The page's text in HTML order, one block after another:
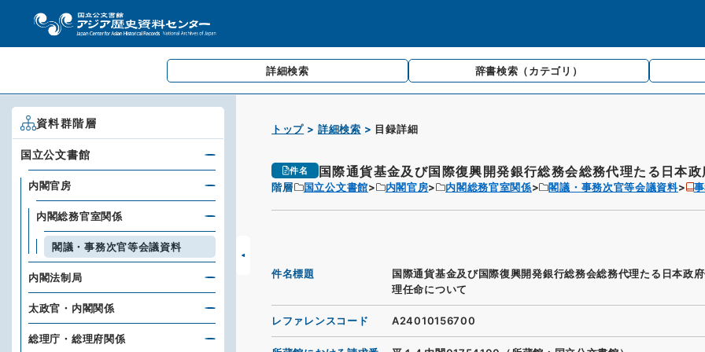
詳細検索 辞書検索 （カテゴリ）
トップ 詳細検索 目録詳細
件名 国際通貨基金及び国際復興開発銀行総務会総務代理たる日本
階層 国立公文書館 内閣官房 内閣総務官室関係 閣議・事務次官等会議資料
件名標題
国際通貨基金及び国際復興開発銀行総務会総務代理たる日本政
理任命について
レファレンスコード A24010156700
資料群階層
国立公文書館
内閣官房
内閣総務官室関係
閣議・事務次官等会議資料
内閣法制局
太政官・内閣関係
総理庁・総理府関係